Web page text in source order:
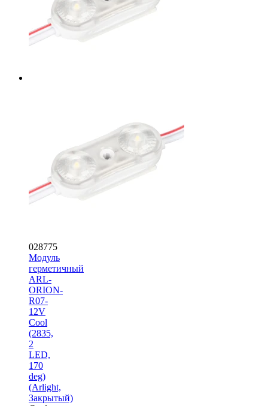
028775
Модуль
герметичный
ARL-
ORION-
R07-
12V
Cool
(2835,
2
LED,
170
deg)
(Arlight,
Закрытый)